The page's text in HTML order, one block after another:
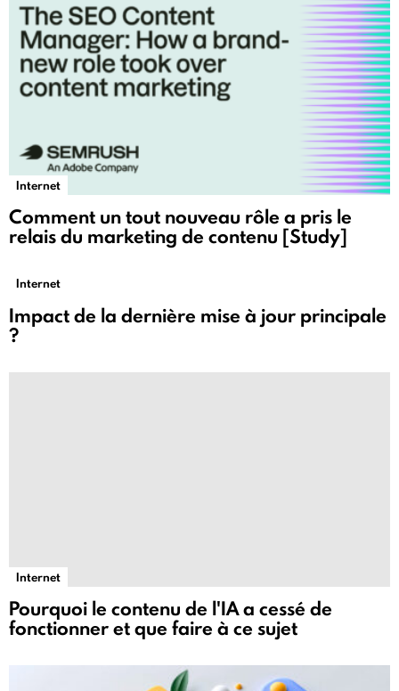
Internet
Comment un tout nouveau rôle a pris le
relais du marketing de contenu [Study]
Internet
Impact de la dernière mise à jour principale
?
Internet
Pourquoi le contenu de l'IA a cessé de
fonctionner et que faire à ce sujet